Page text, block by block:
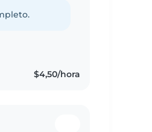
$4,50/hora